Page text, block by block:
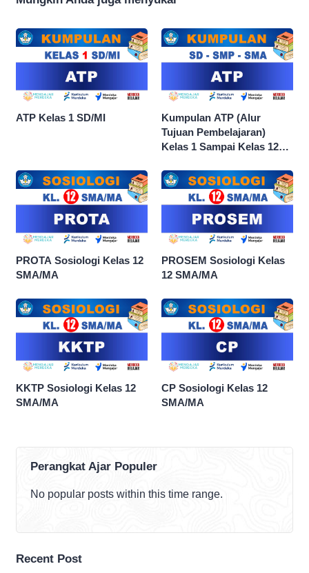
ATP Kelas 1 SD/MI
Kumpulan ATP (Alur
Tujuan Pembelajaran)
Kelas 1 Sampai Kelas 12
PROTA Sosiologi Kelas 12
SMA/MA
PROSEM Sosiologi Kelas
12 SMA/MA
KKTP Sosiologi Kelas 12
SMA/MA
CP Sosiologi Kelas 12
SMA/MA
Perangkat Ajar Populer
No popular posts within this time range.
Recent Post